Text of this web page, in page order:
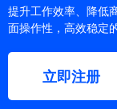
提升工作效率、降低
面操作性，高效稳定
立即注册